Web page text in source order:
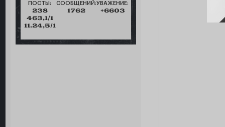
ПОСТЫ:
238
463,1/1
11.24,5/1
СООБЩЕНИЙ:
1762
УВАЖЕНИЕ:
+6603